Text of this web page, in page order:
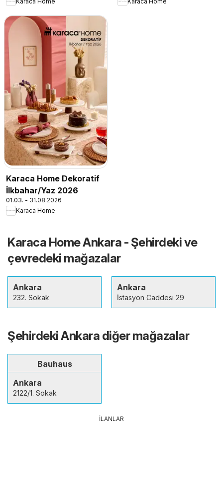
Karaca Home Dekoratif
İlkbahar/Yaz 2026
01.03. - 31.08.2026
Karaca Home
Karaca Home Ankara - Şehirdeki ve
çevredeki mağazalar
Ankara
232. Sokak
Ankara
İstasyon Caddesi 29
Şehirdeki Ankara diğer mağazalar
Bauhaus
Ankara
2122/1. Sokak
İLANLAR